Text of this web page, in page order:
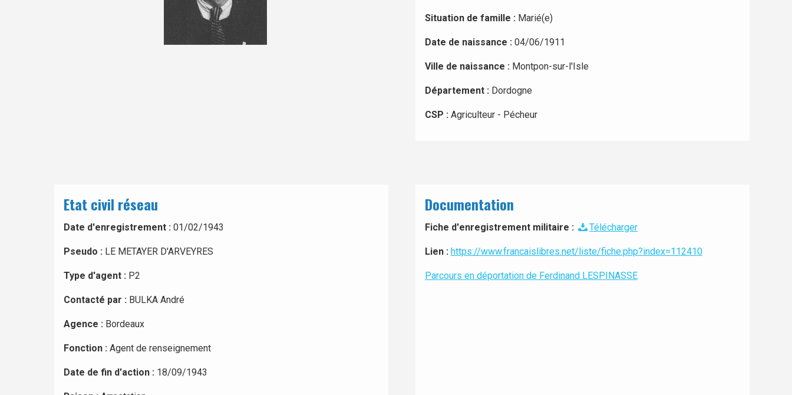
Situation de famille : Marié(e)
Date de naissance : 04/06/1911
Ville de naissance : Montpon-sur-l'Isle
Département : Dordogne
CSP : Agriculteur - Pécheur
Etat civil réseau
Date d'enregistrement : 01/02/1943
Pseudo : LE METAYER D'ARVEYRES
Type d'agent : P2
Contacté par : BULKA André
Agence : Bordeaux
Fonction : Agent de renseignement
Date de fin d'action : 18/09/1943
Documentation
Fiche d'enregistrement militaire : Télécharger
Lien : https://www.francaislibres.net/liste/fiche.php?index=112410
Parcours en déportation de Ferdinand LESPINASSE